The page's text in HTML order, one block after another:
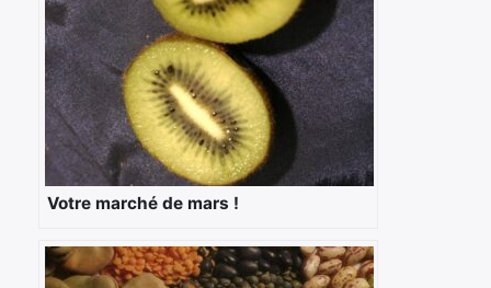
Votre marché de mars !